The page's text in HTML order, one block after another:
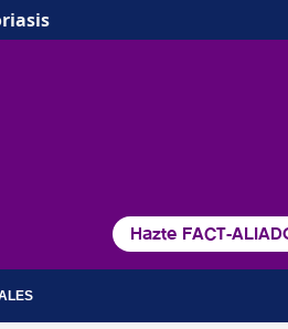
Hazte FACT-